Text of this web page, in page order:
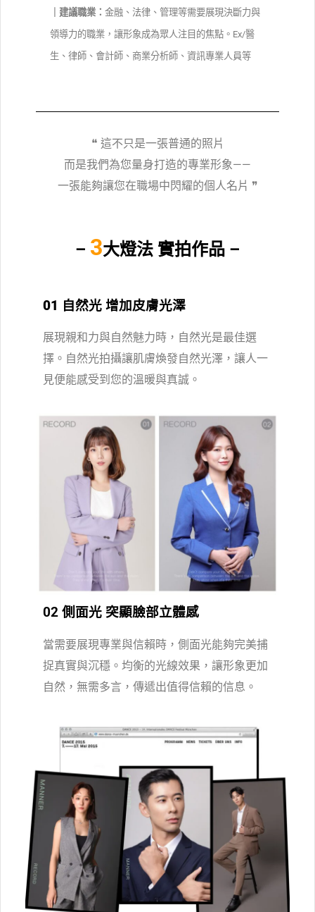
｜建議職業： 金融、法律、管理等需要展現決斷力與
領導力的職業，讓形象成為眾人注目的焦點。Ex/醫
生、律師、會計師、商業分析師、資訊專業人員等
❝ 這不只是一張普通的照片
而是我們為您量身打造的專業形象——
一張能夠讓您在職場中閃耀的個人名片 ❞
– 3大燈法 實拍作品 –
01 自然光 增加皮膚光澤
展現親和力與自然魅力時，自然光是最佳選
擇。自然光拍攝讓肌膚煥發自然光澤，讓人一
見便能感受到您的溫暖與真誠。
02 側面光 突顯臉部立體感
當需要展現專業與信賴時，側面光能夠完美捕
捉真實與沉穩。均衡的光線效果，讓形象更加
自然，無需多言，傳遞出值得信賴的信息。